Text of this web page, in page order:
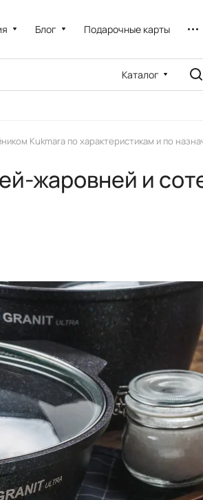
Блог Подарочные карты
Каталог
Kukmara по характеристикам и по
жаровней и